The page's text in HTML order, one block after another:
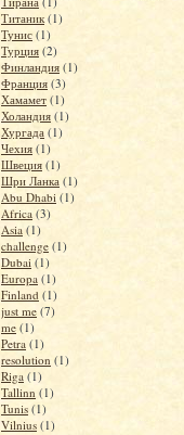
Титаник (1)
Тунис (1)
Турция (2)
Финландия (1)
Франция (3)
Хамамет (1)
Холандия (1)
Хургада (1)
Чехия (1)
Швеция (1)
Шри Ланка (1)
Abu Dhabi (1)
Africa (3)
Asia (1)
challenge (1)
Dubai (1)
Europa (1)
Finland (1)
just me (7)
me (1)
Petra (1)
resolution (1)
Riga (1)
Tallinn (1)
Tunis (1)
Vilnius (1)